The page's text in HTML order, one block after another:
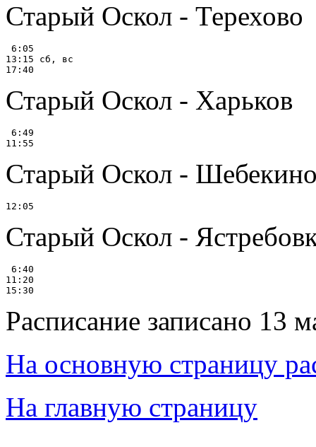
Старый Оскол - Терехово
6:05
13:15 сб, вс
Старый Оскол - Харьков
6:49
Старый Оскол -
Старый Оскол -
6:40
11:20
Расписание записано 13
На основную страницу
На главную страницу